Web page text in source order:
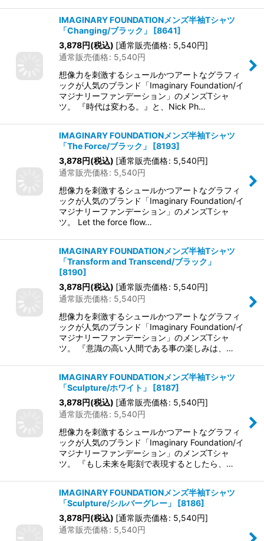
IMAGINARY FOUNDATIONメンズ半袖Tシャツ
「Changing/ブラック」
[8641]
3,878円(税込) [通常販売価格: 5,540円]
通常販売価格: 5,540円
想像力を刺激するシュールかつアートなグラフィ
ックが人気のブランド「Imaginary Foundation/イ
マジナリーファンデーション」のメンズTシャ
ツ。 『時代は変わる。』と、Nick Ph…
IMAGINARY FOUNDATIONメンズ半袖Tシャツ
「The Force/ブラック」
[8193]
3,878円(税込) [通常販売価格: 5,540円]
通常販売価格: 5,540円
想像力を刺激するシュールかつアートなグラフィ
ックが人気のブランド「Imaginary Foundation/イ
マジナリーファンデーション」のメンズTシャ
ツ。 Let the force flow…
IMAGINARY FOUNDATIONメンズ半袖Tシャツ
「Transform and Transcend/ブラック」
[8190]
3,878円(税込) [通常販売価格: 5,540円]
通常販売価格: 5,540円
想像力を刺激するシュールかつアートなグラフィ
ックが人気のブランド「Imaginary Foundation/イ
マジナリーファンデーション」のメンズTシャ
ツ。 『意識の高い人間である事の楽しみは、…
IMAGINARY FOUNDATIONメンズ半袖Tシャツ
「Sculpture/ホワイト」
[8187]
3,878円(税込) [通常販売価格: 5,540円]
通常販売価格: 5,540円
想像力を刺激するシュールかつアートなグラフィ
ックが人気のブランド「Imaginary Foundation/イ
マジナリーファンデーション」のメンズTシャ
ツ。 『もし未来を彫刻で表現するとしたら、…
IMAGINARY FOUNDATIONメンズ半袖Tシャツ
「Sculpture/シルバーグレー」
[8186]
3,878円(税込) [通常販売価格: 5,540円]
通常販売価格: 5,540円